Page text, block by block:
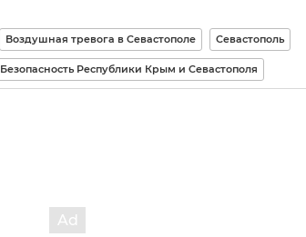
Воздушная тревога в Севастополе Севастополь
Безопасность Республики Крым и Севастополя